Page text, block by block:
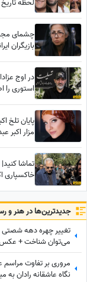
چشمای
بازیگران
در اوج
استوری را
پایان تلخ
مزار اکبر
تماشا
خاکسپاری
جدید‌ترین‌ها در هنر و
تغییر چهره دهه شصتی
می‌توان شناخت +
مروری بر تفاوت مراسم
نگاه عاشقانه رادان